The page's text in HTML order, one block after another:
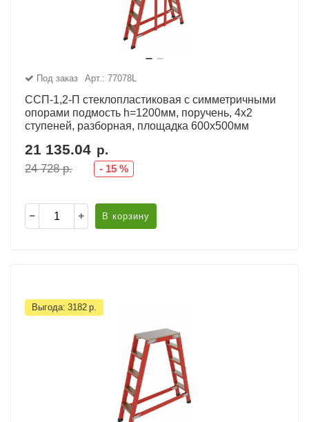
Под заказ Арт.: 77078L
ССП-1,2-П стеклопластиковая с симметричными
опорами подмость h=1200мм, поручень, 4х2
ступеней, разборная, площадка 600х500мм
21 135.04 р.
24 728р. - 15 %
В корзину
Выгода: 3182 р.